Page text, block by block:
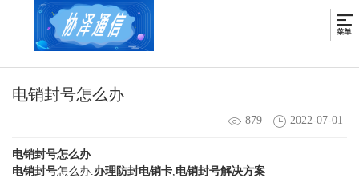
电销封号怎么办
879 2022-07-01
电销封号怎么办
电销封号怎么办. 办理防封电销卡 电销封号解决方案